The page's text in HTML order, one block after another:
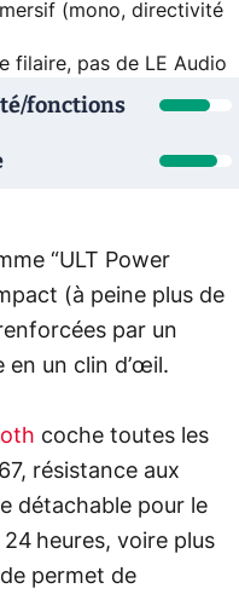
(mono, directivité
filaire, pas de LE Audio
fonctions
“ULT Power
(à peine plus de
par un
en un clin d’œil.
coche toutes les
résistance aux
détachable pour le
heures, voire plus
permet de